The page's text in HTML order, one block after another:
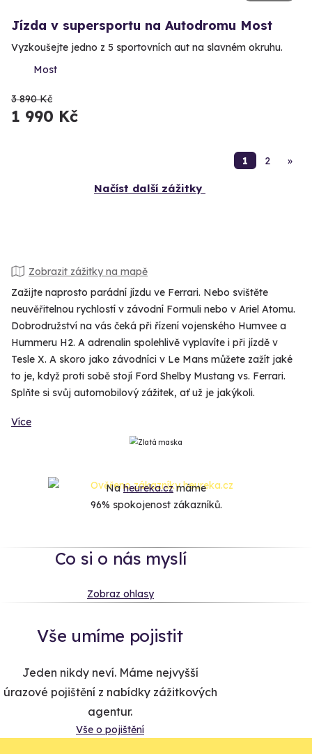
Jízda v supersportu na Autodromu Most
Vyzkoušejte jedno z 5 sportovních aut na slavném okruhu.
Most
3 890 Kč
1 990 Kč
1 2 »
Načíst další zážitky
Zobrazit zážitky na mapě
Zažijte naprosto parádní jízdu ve Ferrari. Nebo svištěte
neuvěřitelnou rychlostí v závodní Formuli nebo v Ariel Atomu.
Dobrodružství na vás čeká při řízení vojenského Humvee a
Hummeru H2. A adrenalin spolehlivě vyplavíte i při jízdě v
Tesle X. A skoro jako závodníci v Le Mans můžete zažít jaké
to je, když proti sobě stojí Ford Shelby Mustang vs. Ferrari.
Splňte si svůj automobilový zážitek, ať už je jakýkoli.
Více
Naheureka.czmáme
96% spokojenost zákazníků.
Co si o nás myslí
Zobraz ohlasy
Vše umíme pojistit
Jeden nikdy neví. Máme nejvyšší
úrazové pojištění z nabídky zážitkových
agentur.
Vše o pojištění